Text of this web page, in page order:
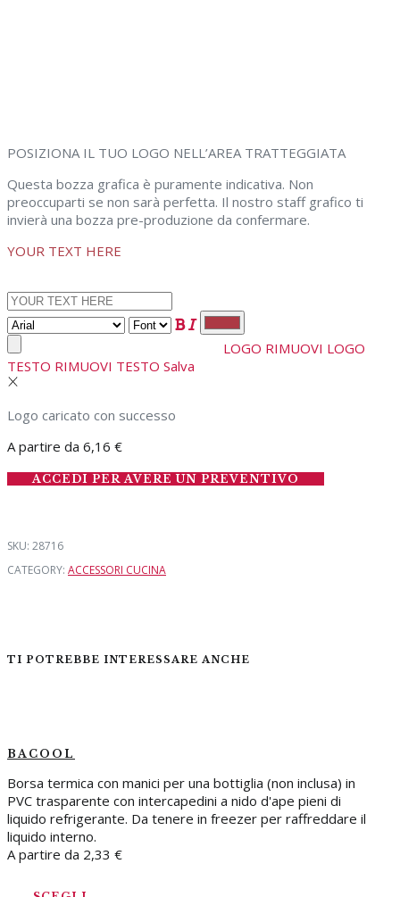
POSIZIONA IL TUO LOGO NELL’AREA TRATTEGGIATA
Questa bozza grafica è puramente indicativa. Non
preoccuparti se non sarà perfetta. Il nostro staff grafico ti
invierà una bozza pre-produzione da confermare.
YOUR TEXT HERE
LOGO RIMUOVI LOGO
TESTO RIMUOVI TESTO Salva
Logo caricato con successo
A partire da 6,16 €
ACCEDI PER AVERE UN PREVENTIVO
SKU: 28716
CATEGORY: ACCESSORI CUCINA
TI POTREBBE INTERESSARE ANCHE
BACOOL
Borsa termica con manici per una bottiglia (non inclusa) in
PVC trasparente con intercapedini a nido d'ape pieni di
liquido refrigerante. Da tenere in freezer per raffreddare il
liquido interno.
A partire da 2,33 €